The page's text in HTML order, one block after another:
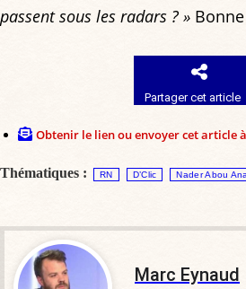
passent sous les radars ? »
Partager cet article
Obtenir le lien ou envoyer cet article
Thématiques : RN D’Clic Nader Abou
Marc Eynaud